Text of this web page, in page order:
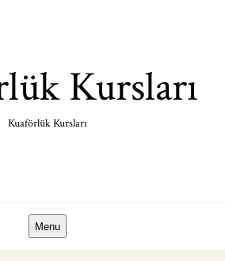
Kursları
Kuaförlük Kursları
Menu